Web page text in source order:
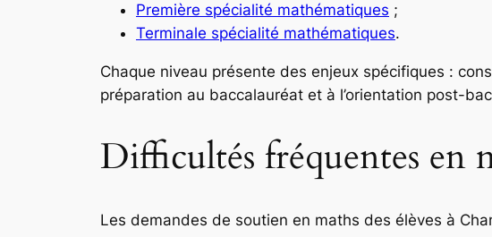
Première spécialité mathématiques ;
Terminale spécialité mathématiques.
Chaque niveau présente des enjeux spécifiques :
préparation au baccalauréat et à l’orientation post-
Difficultés fréquentes en
Les demandes de soutien en maths des élèves à